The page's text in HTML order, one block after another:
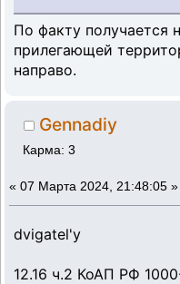
По факту получается
прилегающей
направо.
Gennadiy
Карма: 3
« 07 Марта 2024, 21:48:05 »
dvigatel'у
12.16 ч.2 КоАП РФ